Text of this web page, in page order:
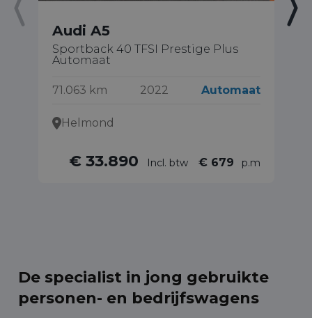
Audi A5
Sportback 40 TFSI Prestige Plus
Automaat
71.063 km 2022 Automaat
Helmond
€ 33.890 Incl. btw € 679 p.m
De specialist in jong gebruikte
personen- en bedrijfswagens